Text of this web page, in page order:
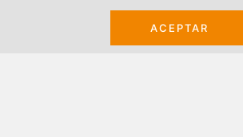
ACEPTAR